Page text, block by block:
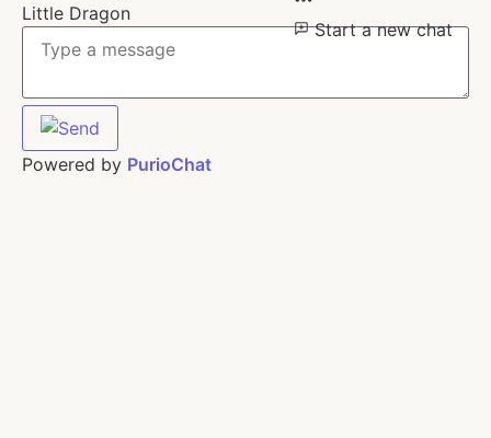
Little Dragon
Start a new chat
Powered by PurioChat